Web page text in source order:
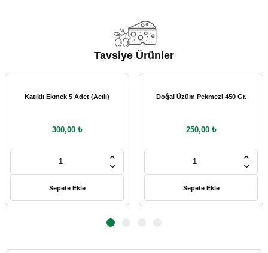
Ürün resmi kalitesiz, bozuk veya görüntülenemiyor.
Ürün açıklamasında eksik bilgiler bulunuyor.
Ürünler çok temiz ve kaliteli, teşekkürler
hülya güneş | 18/05/2026
Yeni adresim Yörem Antakya. Aldığım iki
S... T... | 02/05/2026
Yediğim en güzel Halhalı zeytindi. Tuz
oranı rengi sertliği gayet güzel. Çocuklarım
Tavsiye Ürünler
Katıklı Ekmek 5 Adet (Acılı)
300,00 ₺
Sepete Ekle
Doğal Üzüm Pekmezi 450 Gr.
250,00 ₺
Sepete Ekle